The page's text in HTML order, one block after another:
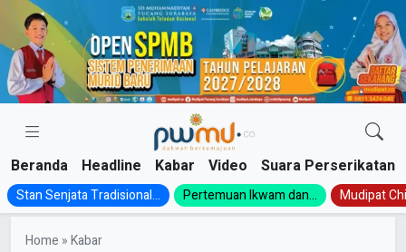
Skip
content
Beranda Headline Kabar Video Suara Perserikatan
Stan Senjata Tradisional... Pertemuan Ikwam dan... Mudipat
Home »Kabar